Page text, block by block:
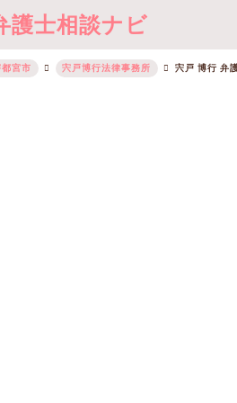
護士相談ナビ
都宮市 宍戸博行法律事務所 宍戸 博行 弁